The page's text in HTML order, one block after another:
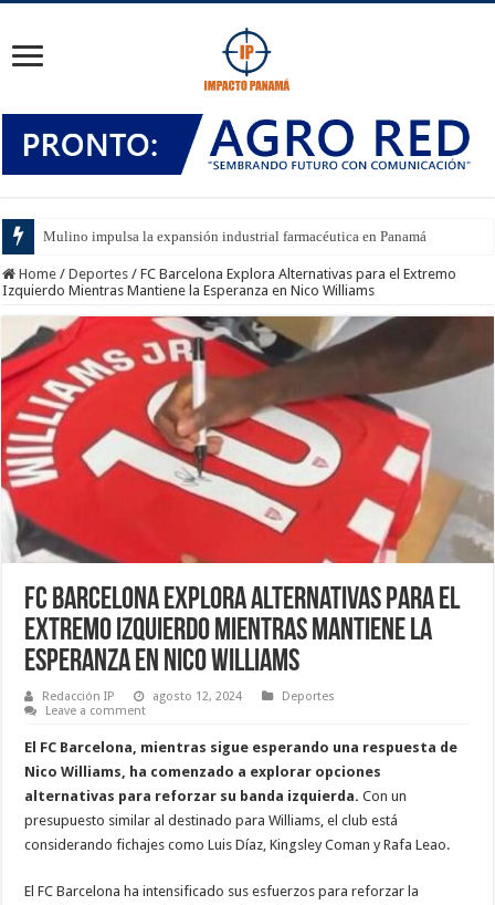
Mulino impulsa la expansión industrial farmacéutica en Panamá
Home / Deportes / FC Barcelona Explora Alternativas para el Extremo
Izquierdo Mientras Mantiene la Esperanza en Nico Williams
FC Barcelona Explora Alternativas para el
Extremo Izquierdo Mientras Mantiene la
Esperanza en Nico Williams
Redacción IP agosto 12, 2024
Deportes
Leave a comment
El FC Barcelona, mientras sigue esperando una respuesta de
Nico Williams, ha comenzado a explorar opciones
alternativas para reforzar su banda izquierda.Con un
presupuesto similar al destinado para Williams, el club está
considerando fichajes como Luis Díaz, Kingsley Coman y Rafa Leao.
El FC Barcelona ha intensificado sus esfuerzos para reforzar la